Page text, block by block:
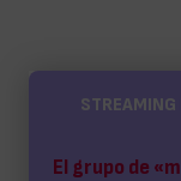
STREAMING
El grupo de